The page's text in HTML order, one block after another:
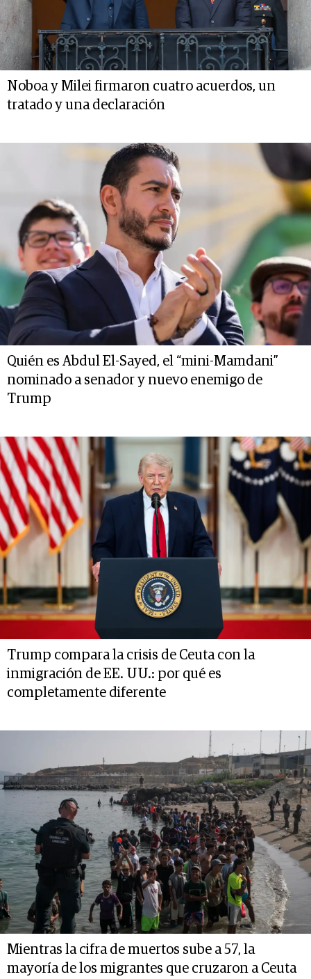
Noboa y Milei firmaron cuatro acuerdos, un
tratado y una declaración
Quién es Abdul El-Sayed, el “mini-Mamdani”
nominado a senador y nuevo enemigo de
Trump
Trump compara la crisis de Ceuta con la
inmigración de EE. UU.: por qué es
completamente diferente
Mientras la cifra de muertos sube a 57, la
mayoría de los migrantes que cruzaron a Ceuta